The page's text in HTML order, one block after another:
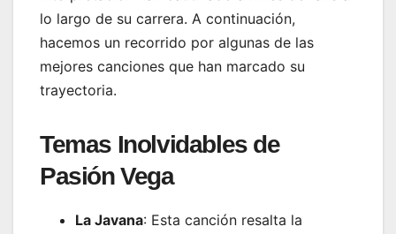
lo largo de su carrera. A continuación,
hacemos un recorrido por algunas de las
mejores canciones que han marcado su
trayectoria.
Temas Inolvidables de
Pasión Vega
La Javana: Esta canción resalta la